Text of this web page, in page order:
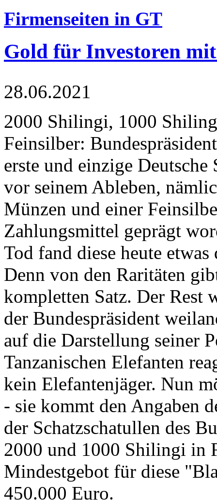
Firmenseiten in GT
Gold für Investoren
28.06.2021
2000 Shilingi, 1000
Feinsilber:
erste und einzige Deutsche
vor seinem Ableben,
Münzen und einer
Zahlungsmittel geprägt
Tod fand diese heute
Denn von den Raritäten
kompletten Satz. Der Rest
der Bundespräsident
auf die Darstellung seiner
Tanzanischen Elefanten
kein Elefantenjäger. Nun
- sie kommt den Angaben
der Schatzschatullen des
2000 und 1000 Shilingi in
Mindestgebot für diese
450.000 Euro.